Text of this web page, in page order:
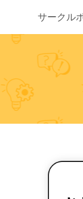
サークル